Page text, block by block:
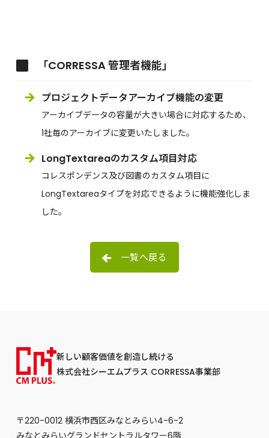
「CORRESSA 管理者機能」
プロジェクトデータアーカイブ機能の変更
アーカイブデータの容量が大きい場合に対応するため、
1社毎のアーカイブに変更いたしました。
LongTextareaのカスタム項目対応
コレスポンデンス及び図書のカスタム項目に
LongTextareaタイプを対応できるように機能強化しま
した。
一覧へ戻る
新しい顧客価値を創造し続ける
株式会社シーエムプラス CORRESSA事業部
〒220-0012 横浜市西区みなとみらい4-6-2
みなとみらいグランドセントラルタワー6階